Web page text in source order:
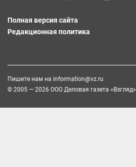
Полная версия сайта
Редакционная политика
Пишите нам на information@vz.ru
© 2005 — 2026 ООО Деловая газета «Взгляд»